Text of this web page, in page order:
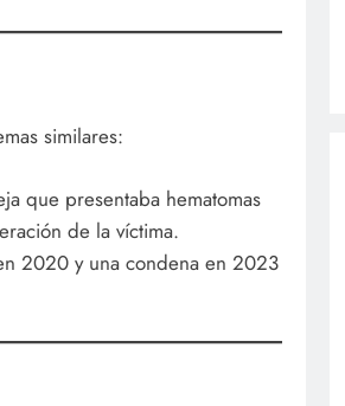
similares:
que presentaba hematomas
de la víctima.
2020 y una condena en 2023